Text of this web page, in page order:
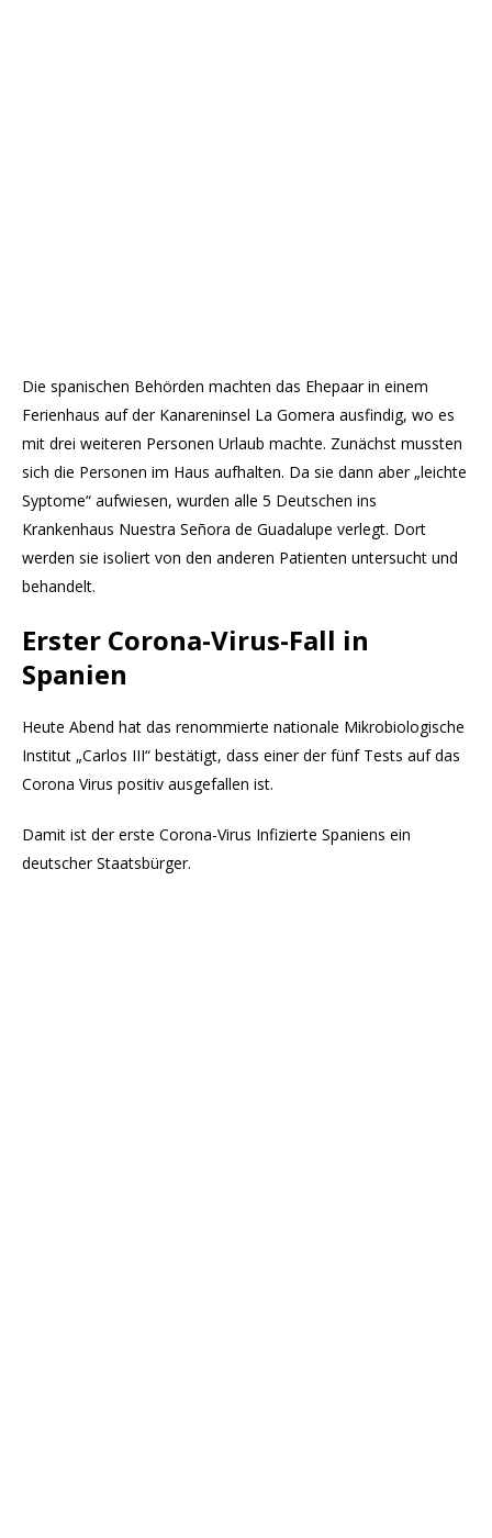
Die spanischen Behörden machten das Ehepaar in einem
Ferienhaus auf der Kanareninsel La Gomera ausfindig, wo es
mit drei weiteren Personen Urlaub machte. Zunächst mussten
sich die Personen im Haus aufhalten. Da sie dann aber „leichte
Syptome“ aufwiesen, wurden alle 5 Deutschen ins
Krankenhaus Nuestra Señora de Guadalupe verlegt. Dort
werden sie isoliert von den anderen Patienten untersucht und
behandelt.
Erster Corona-Virus-Fall in
Spanien
Heute Abend hat das renommierte nationale Mikrobiologische
Institut „Carlos III“ bestätigt, dass einer der fünf Tests auf das
Corona Virus positiv ausgefallen ist.
Damit ist der erste Corona-Virus Infizierte Spaniens ein
deutscher Staatsbürger.